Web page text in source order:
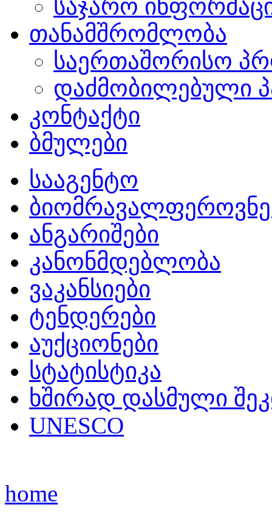
საჯარო
თანამშრომლობა
საერთაშორისო
დაძმობილებული
კონტაქტი
ბმულები
სააგენტო
ანგარიშები
კანონმდებლობა
ვაკანსიები
ტენდერები
აუქციონები
სტატისტიკა
ხშირად დასმული
UNESCO
home